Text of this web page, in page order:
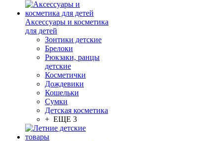
Аксессуары и косметика
для детей
Зонтики детские
Брелоки
Рюкзаки, ранцы
детские
Косметички
Дождевики
Кошельки
Сумки
Детская косметика
+ ЕЩЕ 3